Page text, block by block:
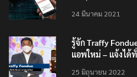
24 มีนาคม 2021
รู้จัก Traffy
แอพใหม่ – แจ้งได้
25 มิถุนายน 2022